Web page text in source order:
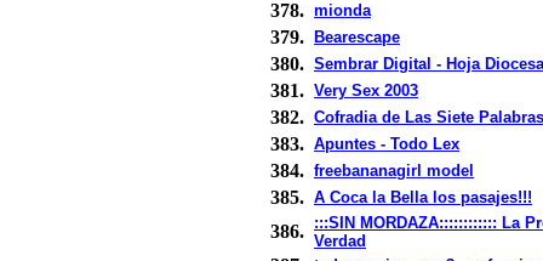
378. mionda
379. Bearescape
380. Sembrar Digital - Hoja
381. Very Sex 2003
382. Cofradia de Las Siete Palabras
383. Apuntes - Todo Lex
384. freebananagirl model
385. A Coca la Bella los pasajes!!!
386. :::SIN MORDAZA:::::::::::: La
Verdad